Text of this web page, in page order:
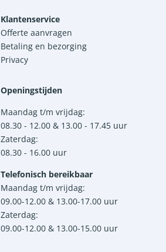
Klantenservice
Offerte aanvragen
Betaling en bezorging
Privacy
Openingstijden
Maandag t/m vrijdag:
08.30 - 12.00 & 13.00 - 17.45 uur
Zaterdag:
08.30 - 16.00 uur
Telefonisch bereikbaar
Maandag t/m vrijdag:
09.00-12.00 & 13.00-17.00 uur
Zaterdag:
09.00-12.00 & 13.00-15.00 uur